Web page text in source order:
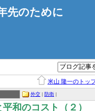
先のために
米山 隆一のトッ
外交 | 防衛 |
和のコスト（２）